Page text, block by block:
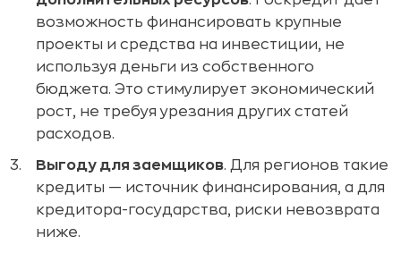
возможность финансировать крупные
проекты и средства на инвестиции, не
используя деньги из собственного
бюджета. Это стимулирует экономический
рост, не требуя урезания других статей
расходов.
Выгоду для заемщиков. Для регионов такие
кредиты — источник финансирования, а для
кредитора-государства, риски невозврата
ниже.